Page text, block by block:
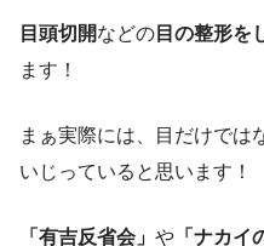
目頭切開などの 目の整形を
ます！
まぁ実際には、目だけでは
いじっていると思います！
「有吉反省会」 や 「ナカイ